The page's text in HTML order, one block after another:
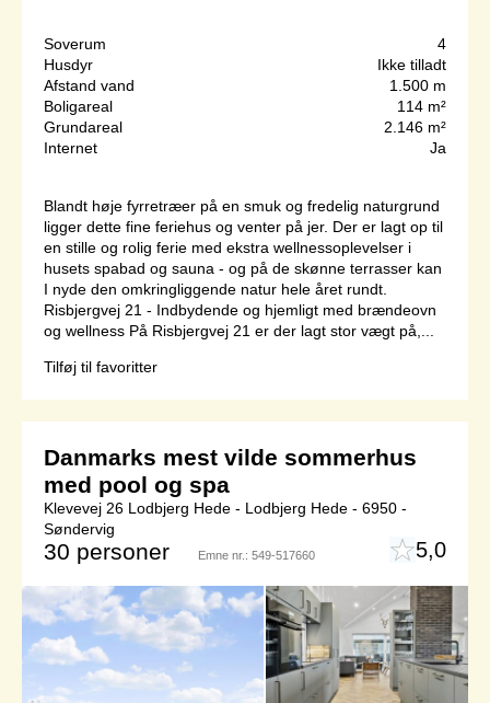
Soverum
4
Husdyr
Ikke tilladt
Afstand vand
1.500 m
Boligareal
114 m²
Grundareal
2.146 m²
Internet
Ja
Blandt høje fyrretræer på en smuk og fredelig naturgrund
ligger dette fine feriehus og venter på jer. Der er lagt op til
en stille og rolig ferie med ekstra wellnessoplevelser i
husets spabad og sauna - og på de skønne terrasser kan
I nyde den omkringliggende natur hele året rundt.
Risbjergvej 21 - Indbydende og hjemligt med brændeovn
og wellness På Risbjergvej 21 er der lagt stor vægt på,...
Tilføj til favoritter
Danmarks mest vilde sommerhus
med pool og spa
Klevevej 26 Lodbjerg Hede - Lodbjerg Hede - 6950 -
Søndervig
30 personer Emne nr.: 549-517660 5,0